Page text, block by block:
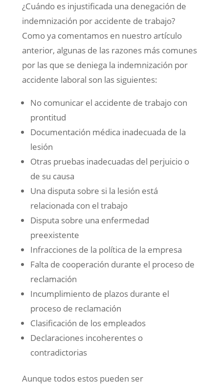
¿Cuándo es injustificada una denegación de
indemnización por accidente de trabajo?
Como ya comentamos en nuestro artículo
anterior, algunas de las razones más comunes
por las que se deniega la indemnización por
accidente laboral son las siguientes:
No comunicar el accidente de trabajo con
prontitud
Documentación médica inadecuada de la
lesión
Otras pruebas inadecuadas del perjuicio o
de su causa
Una disputa sobre si la lesión está
relacionada con el trabajo
Disputa sobre una enfermedad
preexistente
Infracciones de la política de la empresa
Falta de cooperación durante el proceso de
reclamación
Incumplimiento de plazos durante el
proceso de reclamación
Clasificación de los empleados
Declaraciones incoherentes o
contradictorias
Aunque todos estos pueden ser